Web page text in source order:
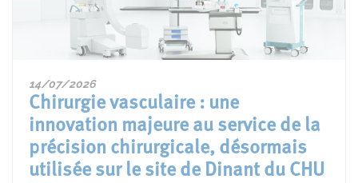
14/07/2026
Chirurgie vasculaire : une
innovation majeure au service de la
précision chirurgicale, désormais
utilisée sur le site de Dinant du CHU